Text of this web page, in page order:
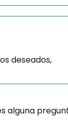
deseados,
alguna